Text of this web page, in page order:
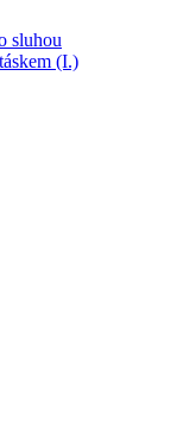
sluhou
(I.)